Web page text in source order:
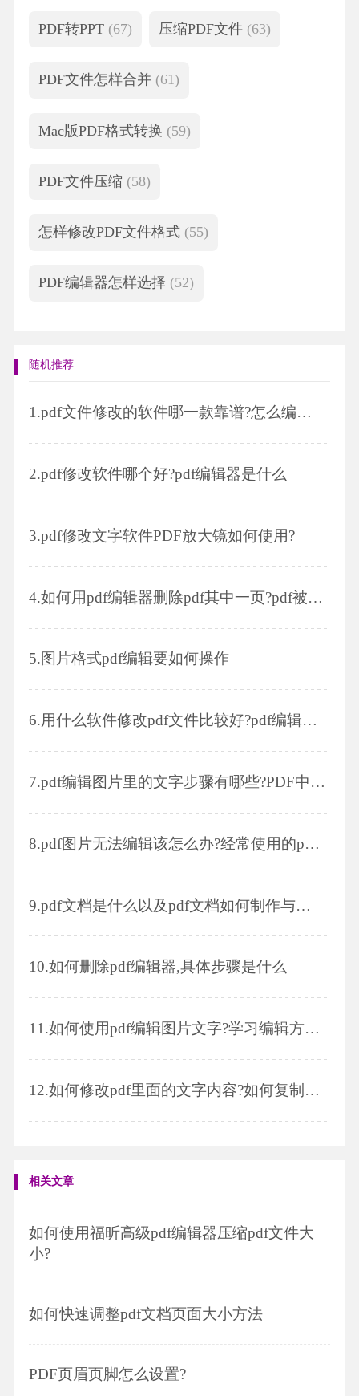
PDF转PPT (67) 压缩PDF文件 (63)
PDF文件怎样合并 (61)
Mac版PDF格式转换 (59)
PDF文件压缩 (58)
怎样修改PDF文件格式 (55)
PDF编辑器怎样选择 (52)
随机推荐
1.pdf文件修改的软件哪一款靠谱?怎么编辑pdf文件
2.pdf修改软件哪个好?pdf编辑器是什么
3.pdf修改文字软件PDF放大镜如何使用?
4.如何用pdf编辑器删除pdf其中一页?pdf被保护无法编辑怎么办?
5.图片格式pdf编辑要如何操作
6.用什么软件修改pdf文件比较好?pdf编辑器有哪些重要功能
7.pdf编辑图片里的文字步骤有哪些?PDF中的边框调整粗细和颜色的步骤有哪些?
8.pdf图片无法编辑该怎么办?经常使用的pdf格式文件能添加页码吗?
9.pdf文档是什么以及pdf文档如何制作与打开
10.如何删除pdf编辑器,具体步骤是什么
11.如何使用pdf编辑图片文字?学习编辑方法,轻松编辑
12.如何修改pdf里面的文字内容?如何复制pdf的文字
相关文章
如何使用福昕高级pdf编辑器压缩pdf文件大
小?
如何快速调整pdf文档页面大小方法
PDF页眉页脚怎么设置?